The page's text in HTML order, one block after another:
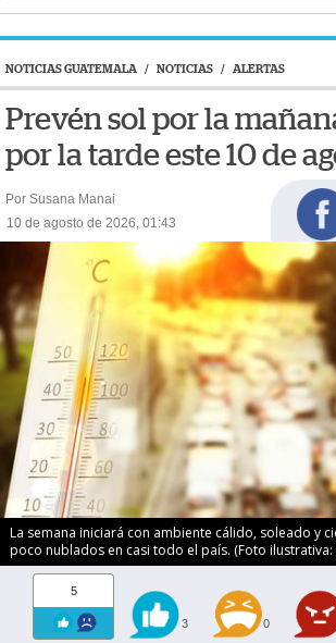
NOTICIAS GUATEMALA / NOTICIAS / ALERTAS
Prevén sol por la
por la tarde este 10 de
Por Susana Manai
10 de agosto de 2026, 01:43
La semana iniciará con ambiente cálido, soleado y
poco nublados en casi todo el país. (Foto ilustrativa:
5
3 0